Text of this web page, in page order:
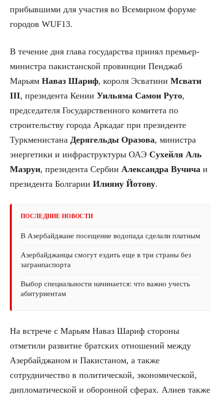
прибывшими для участия во Всемирном форуме
городов WUF13.
В течение дня глава государства принял премьер-
министра пакистанской провинции Пенджаб
Марьям Наваз Шариф, короля Эсватини Мсвати
III, президента Кении Уильяма Самои Руто,
председателя Государственного комитета по
строительству города Аркадаг при президенте
Туркменистана Дерягельды Оразова, министра
энергетики и инфраструктуры ОАЭ Сухейля Аль
Мазруи, президента Сербии Александра Вучича и
президента Болгарии Илияну Йотову.
ПОСЛЕДНИЕ НОВОСТИ
В Азербайджане посещение водопада сделали платным
Азербайджанцы смогут ездить еще в три страны без
загранпаспорта
Выбор специальности начинается: что важно учесть
абитуриентам
На встрече с Марьям Наваз Шариф стороны
отметили развитие братских отношений между
Азербайджаном и Пакистаном, а также
сотрудничество в политической, экономической,
дипломатической и оборонной сферах. Алиев также